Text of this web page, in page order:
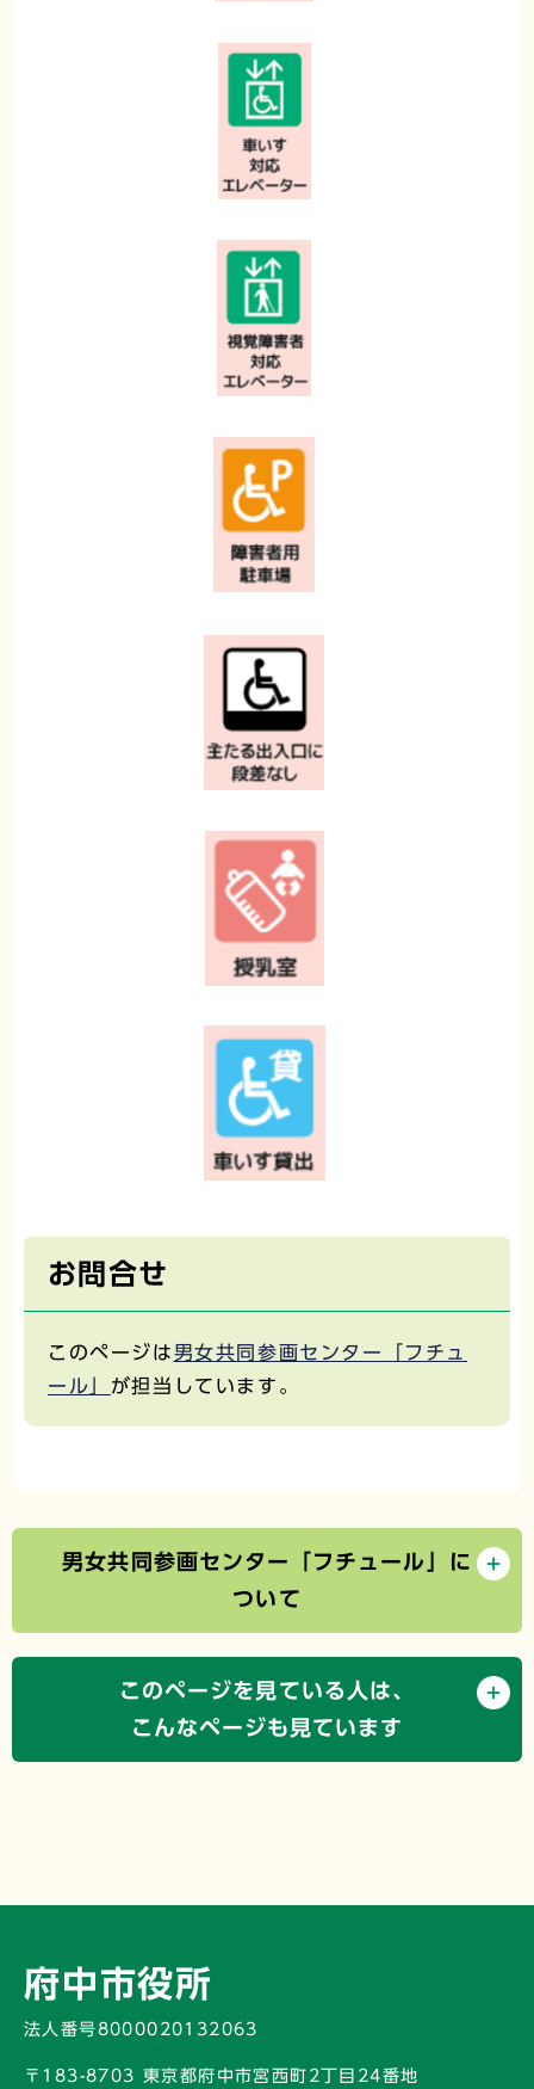
お問合せ
このページは男女共同参画センター「フチュ
ール」 が担当しています。
男女共同参画センター「フチュール」に
ついて
このページを見ている人は、
こんなページも見ています
府中市役所
法人番号8000020132063
〒183-8703 東京都府中市宮西町2丁目24番地